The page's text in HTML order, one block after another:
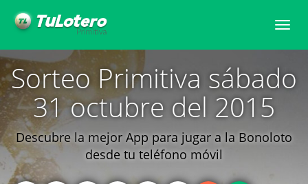
Toggle
Sorteo Primitiva sábado
31 octubre del 2015
Descubre la mejor App para jugar a la Bonoloto
desde tu teléfono móvil